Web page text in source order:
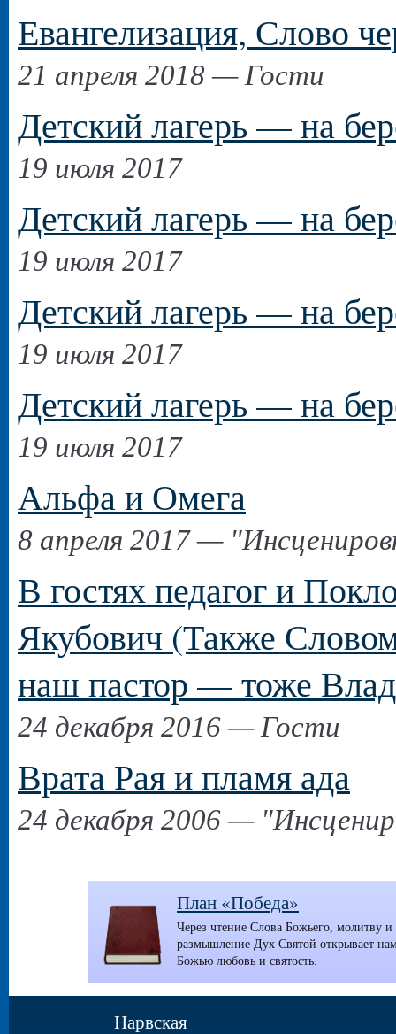
Евангелизация, Слово
21 апреля 2018 — Гости
Детский лагерь — на
19 июля 2017
Детский лагерь — на
19 июля 2017
Детский лагерь — на
19 июля 2017
Детский лагерь — на
19 июля 2017
Альфа и Омега
8 апреля 2017 —
В гостях педагог и
Якубович (Также
наш пастор — тоже
24 декабря 2016 — Гости
Врата Рая и пламя ада
24 декабря 2006 —
План «Победа»
Через чтение Слова Божьего, молитву и
размышление Дух Святой открывает
Божью любовь и святость.
Нарвская